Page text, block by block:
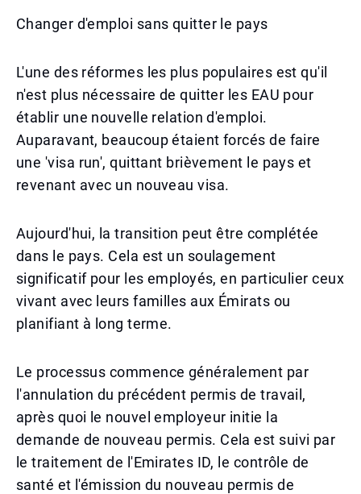
Changer d'emploi sans quitter le pays
L'une des réformes les plus populaires est qu'il
n'est plus nécessaire de quitter les EAU pour
établir une nouvelle relation d'emploi.
Auparavant, beaucoup étaient forcés de faire
une 'visa run', quittant brièvement le pays et
revenant avec un nouveau visa.
Aujourd'hui, la transition peut être complétée
dans le pays. Cela est un soulagement
significatif pour les employés, en particulier ceux
vivant avec leurs familles aux Émirats ou
planifiant à long terme.
Le processus commence généralement par
l'annulation du précédent permis de travail,
après quoi le nouvel employeur initie la
demande de nouveau permis. Cela est suivi par
le traitement de l'Emirates ID, le contrôle de
santé et l'émission du nouveau permis de